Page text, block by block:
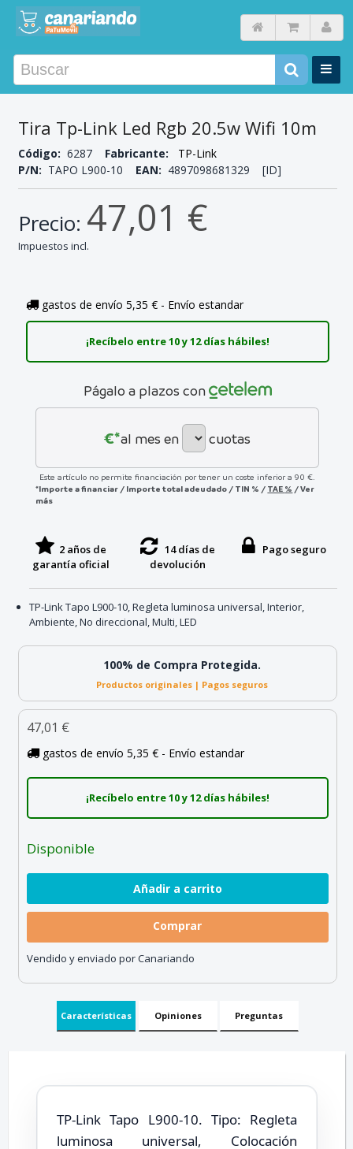
Tira Tp-Link Led Rgb 20.5w Wifi 10m
Código: 6287 Fabricante:
TP-Link
P/N: TAPO L900-10 EAN: 4897098681329 [ID]
Precio: 47,01 €
Impuestos incl.
gastos de envío 5,35 € - Envío estandar
¡Recíbelo entre 10 y 12 días hábiles!
Págalo a plazos con
€*al mes en cuotas
Este artículo no permite financiación por tener un coste inferior a 90 €.
*Importe a financiar / Importe total adeudado / TIN % / TAE % /Ver
más
2 años de
garantía oficial
14 días de
devolución
Pago seguro
TP-Link Tapo L900-10, Regleta luminosa universal, Interior,
Ambiente, No direccional, Multi, LED
100% de Compra Protegida.
Productos originales | Pagos seguros
47,01 €
gastos de envío 5,35 € - Envío estandar
¡Recíbelo entre 10 y 12 días hábiles!
Disponible
Comprar
Vendido y enviado por Canariando
Características Opiniones Preguntas
TP-Link Tapo L900-10. Tipo: Regleta
luminosa universal, Colocación